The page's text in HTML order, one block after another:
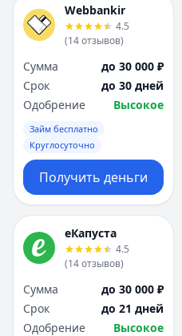
Webbankir
4.5
(14отзывов)
Сумма
до 30 000 ₽
Срок
до 30 дней
Одобрение
Высокое
Займ бесплатно
Круглосуточно
Получить деньги
еКапуста
4.5
(14отзывов)
Сумма
до 30 000 ₽
Срок
до 21 дней
Одобрение
Высокое